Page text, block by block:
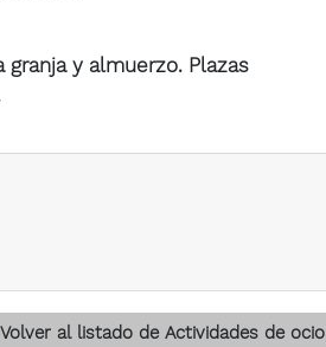
granja y almuerzo. Plazas
Volver al listado de Actividades de ocio